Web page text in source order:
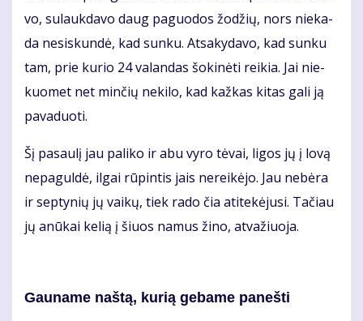
vo, su­lauk­da­vo daug pa­guo­dos žo­džių, nors nie­ka­
da ne­si­skun­dė, kad sun­ku. At­sa­ky­da­vo, kad sun­ku
tam, prie ku­rio 24 va­lan­das šo­ki­nė­ti rei­kia. Jai nie­
kuo­met net min­čių ne­ki­lo, kad kaž­kas ki­tas ga­li ją
pa­va­duo­ti.
Šį pa­sau­lį jau pa­li­ko ir abu vy­ro tė­vai, li­gos jų į lo­vą
ne­pa­gul­dė, il­gai rū­pin­tis jais ne­rei­kė­jo. Jau ne­bė­ra
ir sep­ty­nių jų vai­kų, tiek ra­do čia ati­te­kė­ju­si. Ta­čiau
jų anū­kai ke­lią į šiuos na­mus ži­no, at­va­žiuo­ja.
Gau­na­me naš­tą, ku­rią ge­ba­me pa­neš­ti